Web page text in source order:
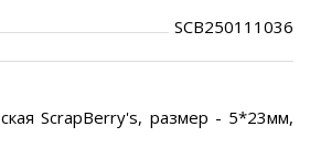
SCB250111036
ScrapBerry's, размер - 5*23мм,